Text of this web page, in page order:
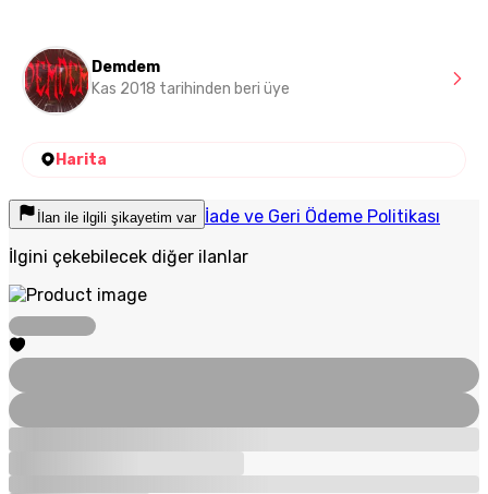
Demdem
Kas 2018 tarihinden beri üye
Harita
İlan ile ilgili şikayetim var İade ve Geri Ödeme Politikası
İlgini çekebilecek diğer ilanlar